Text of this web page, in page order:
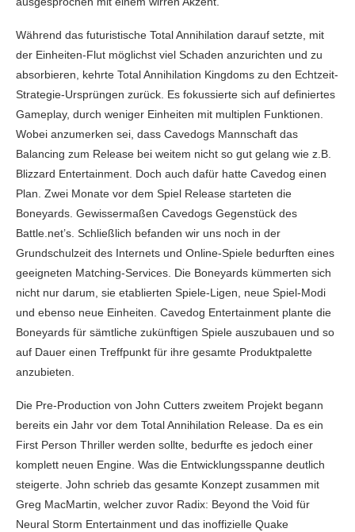
Während das futuristische Total Annihilation darauf setzte, mit
der Einheiten-Flut möglichst viel Schaden anzurichten und zu
absorbieren, kehrte Total Annihilation Kingdoms zu den Echtzeit-
Strategie-Ursprüngen zurück. Es fokussierte sich auf definiertes
Gameplay, durch weniger Einheiten mit multiplen Funktionen.
Wobei anzumerken sei, dass Cavedogs Mannschaft das
Balancing zum Release bei weitem nicht so gut gelang wie z.B.
Blizzard Entertainment. Doch auch dafür hatte Cavedog einen
Plan. Zwei Monate vor dem Spiel Release starteten die
Boneyards. Gewissermaßen Cavedogs Gegenstück des
Battle.net’s. Schließlich befanden wir uns noch in der
Grundschulzeit des Internets und Online-Spiele bedurften eines
geeigneten Matching-Services. Die Boneyards kümmerten sich
nicht nur darum, sie etablierten Spiele-Ligen, neue Spiel-Modi
und ebenso neue Einheiten. Cavedog Entertainment plante die
Boneyards für sämtliche zukünftigen Spiele auszubauen und so
auf Dauer einen Treffpunkt für ihre gesamte Produktpalette
anzubieten.
Die Pre-Production von John Cutters zweitem Projekt begann
bereits ein Jahr vor dem Total Annihilation Release. Da es ein
First Person Thriller werden sollte, bedurfte es jedoch einer
komplett neuen Engine. Was die Entwicklungsspanne deutlich
steigerte. John schrieb das gesamte Konzept zusammen mit
Greg MacMartin, welcher zuvor Radix: Beyond the Void für
Neural Storm Entertainment und das inoffizielle Quake